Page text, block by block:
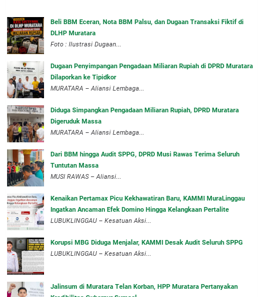
‎Beli BBM Eceran, Nota BBM Palsu, dan Dugaan Transaksi Fiktif di
DLHP Muratara
Foto : Ilustrasi Dugaan...
‎Dugaan Penyimpangan Pengadaan Miliaran Rupiah di DPRD Muratara
Dilaporkan ke Tipidkor
‎MURATARA – Aliansi Lembaga...
Diduga Simpangkan Pengadaan Miliaran Rupiah, DPRD Muratara
Digeruduk Massa
‎MURATARA – Aliansi Lembaga...
Dari BBM hingga Audit SPPG, DPRD Musi Rawas Terima Seluruh
Tuntutan Massa
MUSI RAWAS – Aliansi...
‎Kenaikan Pertamax Picu Kekhawatiran Baru, KAMMI MuraLinggau
Ingatkan Ancaman Efek Domino Hingga Kelangkaan Pertalite
‎LUBUKLINGGAU – Kesatuan Aksi...
Korupsi MBG Diduga Menjalar, KAMMI Desak Audit Seluruh SPPG
‎LUBUKLINGGAU – Kesatuan Aksi...
‎Jalinsum di Muratara Telan Korban, HPP Muratara Pertanyakan